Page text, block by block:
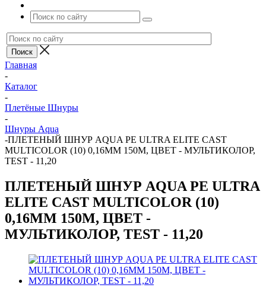
Главная
-
Каталог
-
Плетёные Шнуры
-
Шнуры Aqua
-ПЛЕТЕНЫЙ ШНУР AQUA PE ULTRA ELITE CAST
MULTICOLOR (10) 0,16MM 150M, ЦВЕТ - МУЛЬТИКОЛОР,
TEST - 11,20
ПЛЕТЕНЫЙ ШНУР AQUA PE ULTRA
ELITE CAST MULTICOLOR (10)
0,16MM 150M, ЦВЕТ -
МУЛЬТИКОЛОР, TEST - 11,20